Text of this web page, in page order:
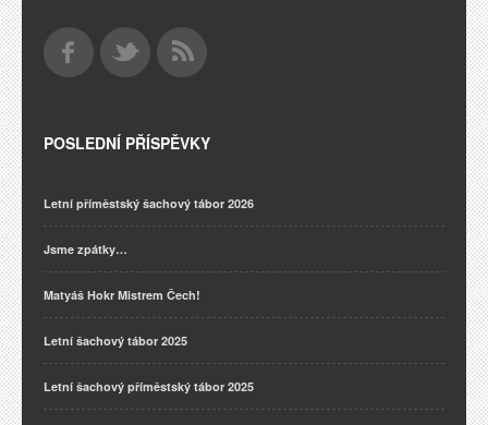
POSLEDNÍ PŘÍSPĚVKY
Letní příměstský šachový tábor 2026
Jsme zpátky…
Matyáš Hokr Mistrem Čech!
Letní šachový tábor 2025
Letní šachový příměstský tábor 2025